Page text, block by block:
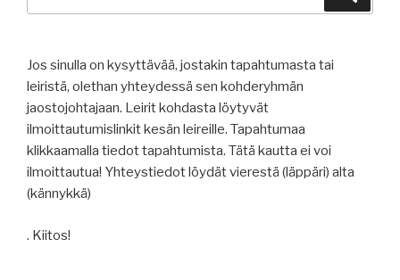
Jos sinulla on kysyttävää, jostakin tapahtumasta tai
leiristä, olethan yhteydessä sen kohderyhmän
jaostojohtajaan. Leirit kohdasta löytyvät
ilmoittautumislinkit kesän leireille. Tapahtumaa
klikkaamalla tiedot tapahtumista. Tätä kautta ei voi
ilmoittautua! Yhteystiedot löydät vierestä (läppäri) alta
(kännykkä)
. Kiitos!